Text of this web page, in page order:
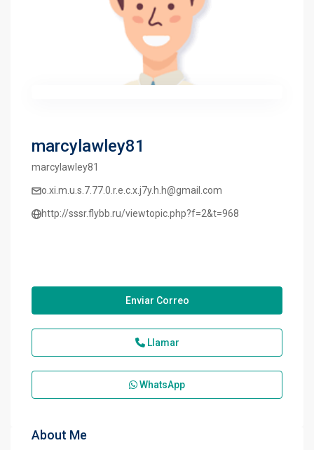
marcylawley81
marcylawley81
o.xi.m.u.s.7.77.0.r.e.c.x.j7y.h.h@gmail.com
http://sssr.flybb.ru/viewtopic.php?f=2&t=968
Enviar Correo
Llamar
WhatsApp
About Me